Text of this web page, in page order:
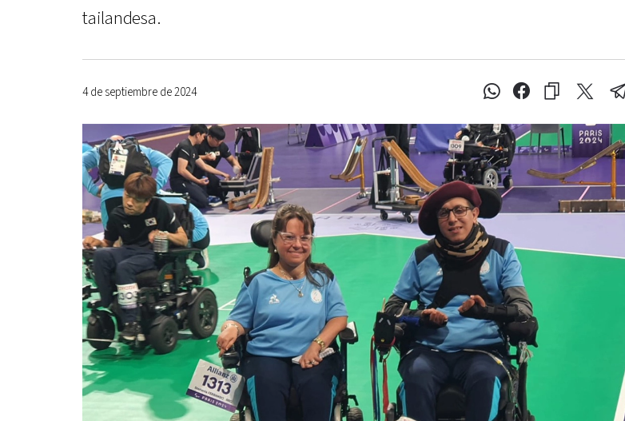
tailandesa.
4 de septiembre de 2024